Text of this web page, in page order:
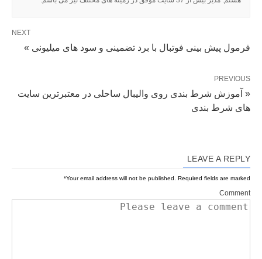
NEXT
فرمول پیش بینی فوتبال با برد تضمینی و سود های میلیونی »
PREVIOUS
« آموزش شرط بندی روی والیبال ساحلی در معتبرترین سایت
های شرط بندی
LEAVE A REPLY
Your email address will not be published. Required fields are marked
*
Comment